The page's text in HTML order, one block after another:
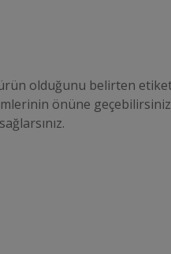
olduğunu belirten
önüne